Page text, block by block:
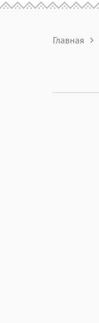
Главная